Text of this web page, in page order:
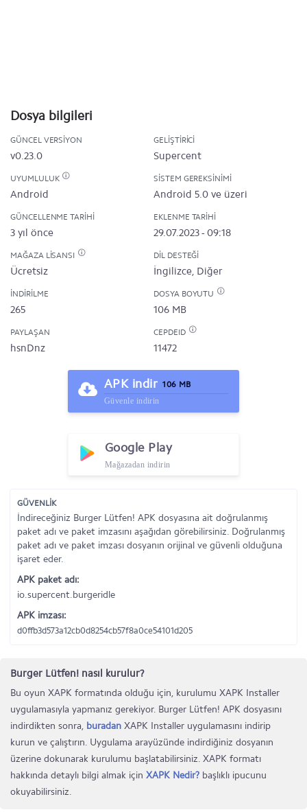
Dosya bilgileri
GÜNCEL VERSIYON
v0.23.0
GELIŞTIRICI
Supercent
UYUMLULUK
Android
SISTEM GEREKSINIMI
Android 5.0 ve üzeri
GÜNCELLENME TARIHI
3 yıl önce
EKLENME TARIHI
29.07.2023 - 09:18
MAĞAZA LISANSI
Ücretsiz
DIL DESTEĞI
İngilizce, Diğer
İNDIRILME
265
DOSYA BOYUTU
106 MB
PAYLAŞAN
hsnDnz
CEPDEID
11472
APK indir 106 MB
Güvenle indirin
Google Play
Mağazadan indirin
GÜVENLİK
İndireceğiniz Burger Lütfen! APK dosyasına ait doğrulanmış
paket adı ve paket imzasını aşağıdan görebilirsiniz. Doğrulanmış
paket adı ve paket imzası dosyanın orijinal ve güvenli olduğuna
işaret eder.
APK paket adı:
io.supercent.burgeridle
APK imzası:
d0ffb3d573a12cb0d8254cb57f8a0ce54101d205
Burger Lütfen! nasıl kurulur?
Bu oyun XAPK formatında olduğu için, kurulumu XAPK Installer
uygulamasıyla yapmanız gerekiyor. Burger Lütfen! APK dosyasını
indirdikten sonra, buradan XAPK Installer uygulamasını indirip
kurun ve çalıştırın. Uygulama arayüzünde indirdiğiniz dosyanın
üzerine dokunarak kurulumu başlatabilirsiniz. XAPK formatı
hakkında detaylı bilgi almak için XAPK Nedir? başlıklı ipucunu
okuyabilirsiniz.